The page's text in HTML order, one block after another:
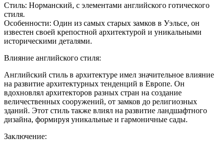
Стиль: Норманский, с элементами английского готического
стиля.
Особенности: Один из самых старых замков в Уэльсе, он
известен своей крепостной архитектурой и уникальными
историческими деталями.
Влияние английского стиля:
Английский стиль в архитектуре имел значительное влияние
на развитие архитектурных тенденций в Европе. Он
вдохновлял архитекторов разных стран на создание
величественных сооружений, от замков до религиозных
зданий. Этот стиль также влиял на развитие ландшафтного
дизайна, формируя уникальные и гармоничные сады.
Заключение: